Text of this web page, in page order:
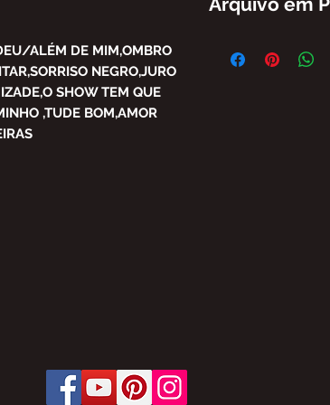
ALÉM DE MIM,OMBRO
NEGRO,JURO
SHOW TEM QUE
,TUDE BOM,AMOR
PARCIAL DO